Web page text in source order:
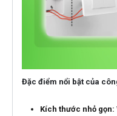
Đặc điểm nổi bật của
Kích thước nhỏ gọn: